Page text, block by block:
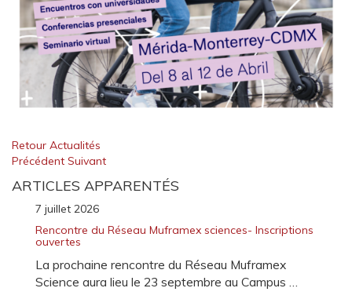
Retour Actualités
Précédent Suivant
ARTICLES APPARENTÉS
7 juillet 2026
Rencontre du Réseau Muframex sciences- Inscriptions
ouvertes
La prochaine rencontre du Réseau Muframex
Science aura lieu le 23 septembre au Campus …